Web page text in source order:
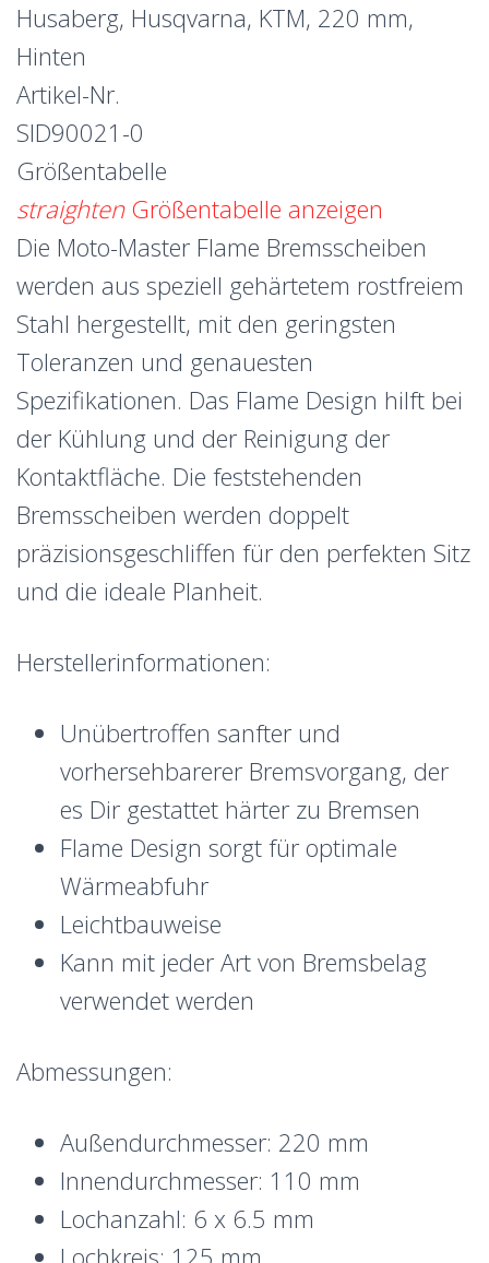
Husaberg, Husqvarna, KTM, 220 mm,
Hinten
Artikel-Nr.
SID90021-0
Größentabelle
straighten Größentabelle anzeigen
Die Moto-Master Flame Bremsscheiben
werden aus speziell gehärtetem rostfreiem
Stahl hergestellt, mit den geringsten
Toleranzen und genauesten
Spezifikationen. Das Flame Design hilft bei
der Kühlung und der Reinigung der
Kontaktfläche. Die feststehenden
Bremsscheiben werden doppelt
präzisionsgeschliffen für den perfekten Sitz
und die ideale Planheit.
Herstellerinformationen:
Unübertroffen sanfter und
vorhersehbarerer Bremsvorgang, der
es Dir gestattet härter zu Bremsen
Flame Design sorgt für optimale
Wärmeabfuhr
Leichtbauweise
Kann mit jeder Art von Bremsbelag
verwendet werden
Abmessungen:
Außendurchmesser: 220 mm
Innendurchmesser: 110 mm
Lochanzahl: 6 x 6.5 mm